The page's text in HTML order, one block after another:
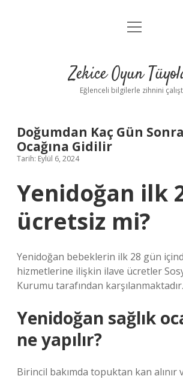
Anasayfa
Yasal Uyarı
menüyü
Zekice Oyun
Eğlenceli bilgilerle zihnini
Doğumdan Kaç Gün
Ocağına Gidilir
Tarih: Eylül 6, 2024
Yenidoğan ilk
ücretsiz mi?
Yenidoğan bebeklerin ilk 28 gün
hizmetlerine ilişkin ilave ücretler
Kurumu tarafından karşılanmaktadır.
Yenidoğan sağlık
ne yapılır?
Birincil bakımda topuktan kan alınır